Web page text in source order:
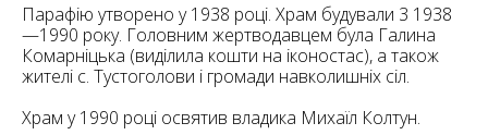
Парафію утворено у 1938 році. Храм будували 3 1938
—1990 року. Головним жертводавцем була Галина
Комарніцька (виділила кошти на іконостас), а також
жителі с. Тустоголови і громади навколишніх сіл.
Храм у 1990 році освятив владика Михаїл Колтун.
182 10
4
15
2